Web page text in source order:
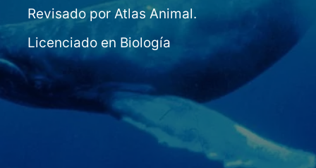
Revisado por Atlas Animal.
Licenciado en Biología